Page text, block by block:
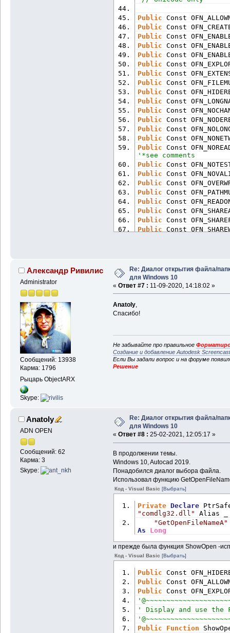
Public Const
Public Const
Public Const
Public Const
Public Const
Public Const
Public Const
Public Const
Public Const
Public Const
Public Const
Public Const
Public Const
Public Const
Public Const
'*see comments
Public Const
Public Const
Public Const
Public Const
Public Const
Public Const
Public Const
Public Const
Public Const
Public Const
Private Type
lStructSize As Long
hInstance
nMaxCustFilter
nFilterIndex As Long
lpstrFile As String
nMaxFile
flags As Long
nFileOffset
nFileExtension As
lpstrDefExt As String
lCustData
lpfnHook As LongPtr
lpTemplateName As
End Type
hWndOwner As
pidlRoot As
lpszTitle
ulFlags As
lpfnCallback
lParam As
iImage As Long
End Type
'====== Folder
Public
Function
String, ByVal
Dim ReturnPath As
Александр Ривилис
Administrator
Сообщений: 13938
Карма: 1796
Рыцарь ObjectARX
Skype:
Re: Диалог открытия файла/
для Windows 10
« Ответ #7 : 11-09-2020, 14:18:02 »
Anatoly,
Спасибо!
Не забывайте про правильное
Создание и добавление Autodesk
Если Вы задали вопрос и на форуме
Решение
Anatoly
ADN OPEN
Сообщений: 62
Карма: 3
Skype:
Re: Диалог открытия файла/
для Windows 10
« Ответ #8 : 25-02-2021, 12:05:17 »
В продолжении темы.
Windows 10, Autocad 2019.
Понадобился диалог выбора файла.
Использовал функцию
Код - Visual Basic [Выбрать]
Private Declare
"comdlg32.dll"
Alias _
"GetOpenFileNameA"
As
Long
и прежде была функция ShowOpen -
Код - Visual Basic [Выбрать]
Public Const
Public Const
Public Const
' Display and use the
Public
Function